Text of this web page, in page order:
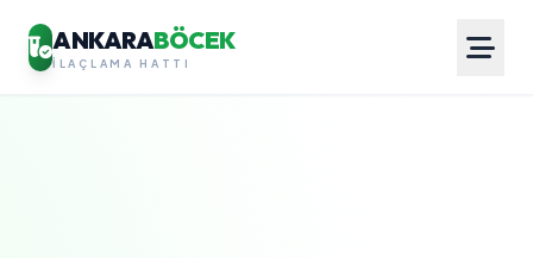
ANKARABÖCEK
İLAÇLAMA HATTI